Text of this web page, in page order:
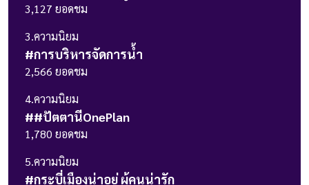
3,127 ยอดชม
3.ความนิยม
#การบริหารจัดการน้ำ
2,566 ยอดชม
4.ความนิยม
##ปัตตานีOnePlan
1,780 ยอดชม
5.ความนิยม
#กระบี่เมืองน่าอยู่ ผู้คนน่ารัก